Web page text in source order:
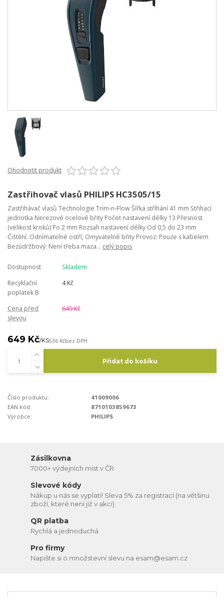
Ohodnotit produkt
Zastřihovač vlasů PHILIPS HC3505/15
Zastřihávač vlasů Technologie Trim-n-Flow Šířka stříhání 41 mm Střihací
jednotka Nerezové ocelové břity Počet nastavení délky 13 Přesnost
(velikost kroků) Po 2 mm Rozsah nastavení délky Od 0,5 do 23 mm
Čištění: Odnímatelné ostří, Omyvatelné břity Provoz: Pouze s kabelem
Bezúdržbový: Není třeba maza... celý popis
Dostupnost
Skladem
Recyklační
poplatek B
4 Kč
Cena před
slevou
649 Kč
649 Kč/KS536 Kčbez DPH
Přidat do košíku
Číslo produktu:
41009006
EAN kód:
8710103859673
Výrobce:
PHILIPS
Zásilkovna
7000+ výdejních míst v ČR
Slevové kódy
Nákup u nás se vyplatí! Sleva 5% za registraci (na většinu
zboží, které není již v akci)
QR platba
Rychlá a jednoduchá
Pro firmy
Napište si o množstevní slevu na esam@esam.cz